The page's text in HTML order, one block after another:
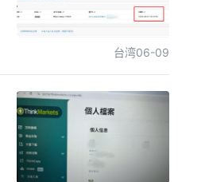
台湾06-09